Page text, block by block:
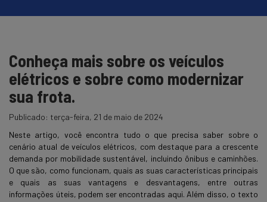
Conheça mais sobre os veículos
elétricos e sobre como modernizar
sua frota.
Publicado: terça-feira, 21 de maio de 2024
Neste artigo, você encontra tudo o que precisa saber sobre o
cenário atual de veículos elétricos, com destaque para a crescente
demanda por mobilidade sustentável, incluindo ônibus e caminhões.
O que são, como funcionam, quais as suas características principais
e quais as suas vantagens e desvantagens, entre outras
informações úteis, podem ser encontradas aqui. Além disso, o texto